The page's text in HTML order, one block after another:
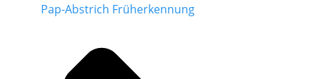
Pap-Abstrich Früherkennung